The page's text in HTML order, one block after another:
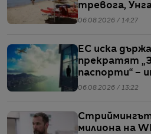
тревога,
пестят
06.08.2026 / 14:27
ЕС иска
прекратят
паспорти“ –
06.08.2026 / 13:22
милиона на